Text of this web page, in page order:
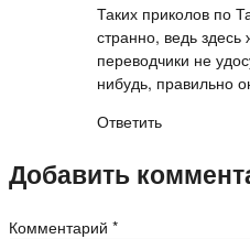
Таких приколов по
странно, ведь здесь
переводчики не
нибудь, правильно
Ответить
Добавить
Комментарий *